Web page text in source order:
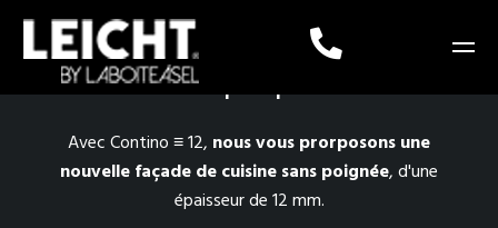
ALLURO | C12 | TOPOS
Avec Contino ≡ 12, nous vous prorposons une
nouvelle façade de cuisine sans poignée, d'une
épaisseur de 12 mm.